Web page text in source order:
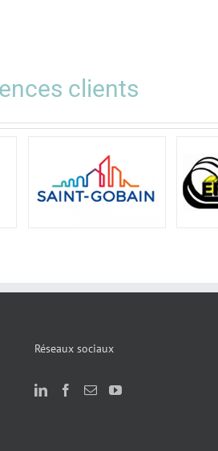
clients
Réseaux sociaux